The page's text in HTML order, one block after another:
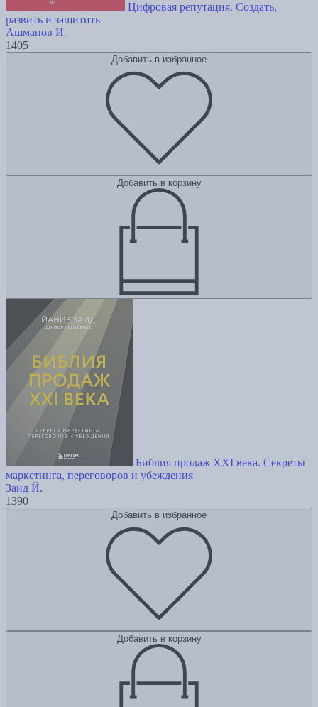
Цифровая репутация. Создать,
развить и защитить
Ашманов И.
1405
Добавить в избранное
Добавить в корзину
Библия продаж XXI века. Секреты
маркетинга, переговоров и убеждения
Заид Й.
1390
Добавить в избранное
Добавить в корзину